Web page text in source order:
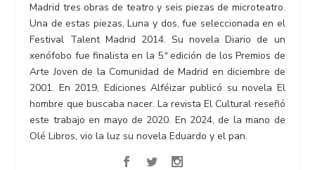
Madrid tres obras de teatro y seis piezas de microteatro.
Una de estas piezas, Luna y dos, fue seleccionada en el
Festival Talent Madrid 2014. Su novela Diario de un
xenófobo fue finalista en la 5.ª edición de los Premios de
Arte Joven de la Comunidad de Madrid en diciembre de
2001. En 2019, Ediciones Alféizar publicó su novela El
hombre que buscaba nacer. La revista El Cultural reseñó
este trabajo en mayo de 2020. En 2024, de la mano de
Olé Libros, vio la luz su novela Eduardo y el pan.